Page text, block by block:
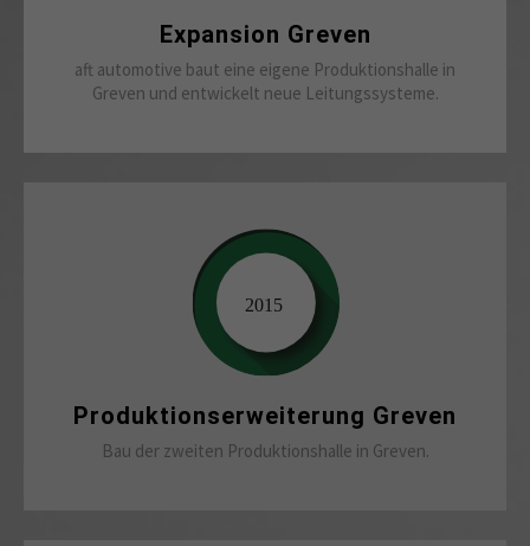
Expansion Greven
aft automotive baut eine eigene Produktionshalle in
Greven und entwickelt neue Leitungssysteme.
Produktionserweiterung Greven
Bau der zweiten Produktionshalle in Greven.